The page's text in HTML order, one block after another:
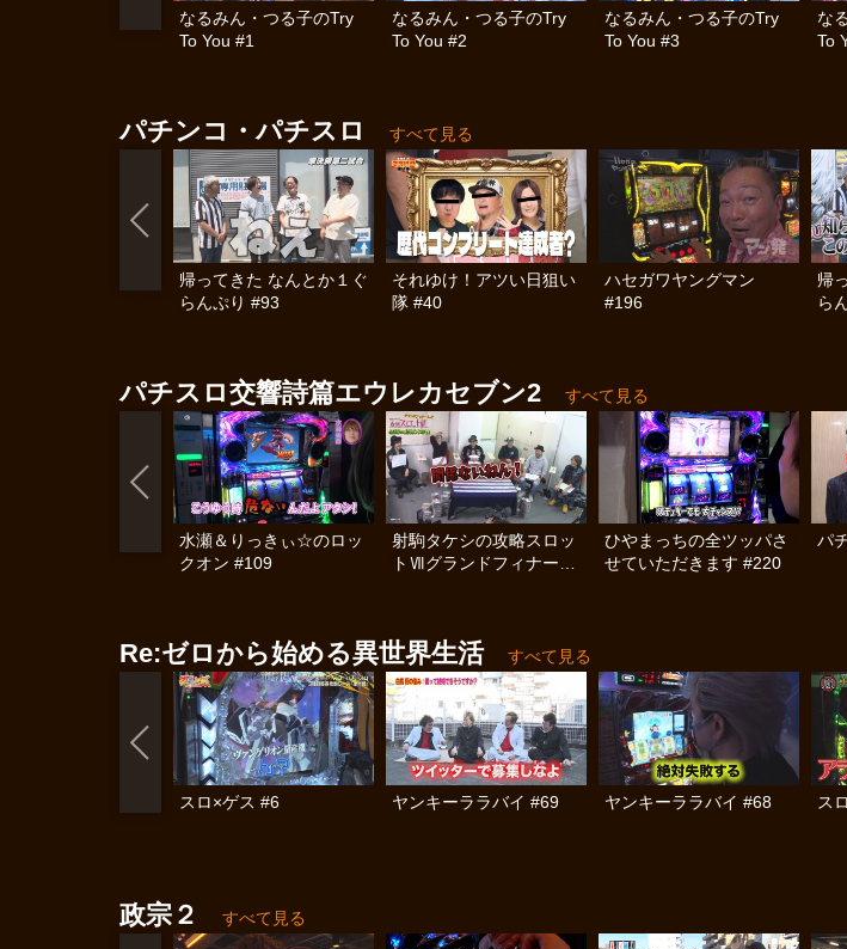
なるみん・つる子のTry
To You #1
なるみん・つる子のTry
To You #2
なるみん・つる子のTry
To You #3
な
To
パチンコ・パチスロ すべて見る
帰ってきた なんとか１ぐ
らんぷり #93
それゆけ！アツい日狙い
隊 #40
ハセガワヤングマン
#196
帰
ら
パチスロ交響詩篇エウレカセブン2 すべて見る
水瀬＆りっきぃ☆のロッ
クオン #109
射駒タケシの攻略スロッ
トⅦグランドフィナー
ひやまっちの全ツッパさ
せていただきます #220
パ
Re:ゼロから始める異世界生活 すべて見る
スロ×ゲス #6 ヤンキーララバイ #69 ヤンキーララバイ #68 ス
政宗２ すべて見る